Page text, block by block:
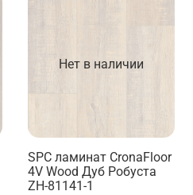
Нет в наличии
SPC ламинат CronaFloor
4V Wood Дуб Робуста
ZH-81141-1